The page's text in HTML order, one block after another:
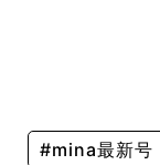
#mina最新号